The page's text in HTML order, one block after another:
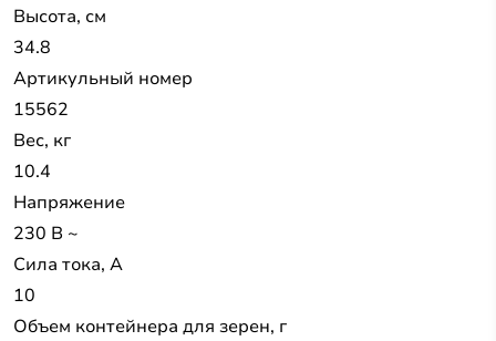
Высота, см
34.8
Артикульный номер
15562
Вес, кг
10.4
Напряжение
230 В ~
Сила тока, A
10
Объем контейнера для зерен, г